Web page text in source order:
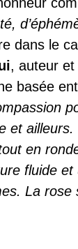
dans le
, auteur et
basée
et
en
fluide
La rose